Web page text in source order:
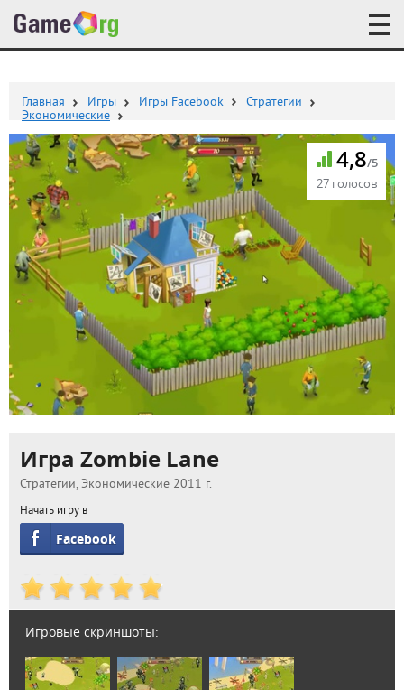
Главная Игры Игры Facebook
Стратегии
Экономические
4,8/5
27 голосов
Игра Zombie Lane
Стратегии, Экономические 2011 г.
Начать игру в
Facebook
Игровые скриншоты: